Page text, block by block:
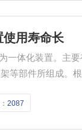
用寿命长
等部件所组成。
2087